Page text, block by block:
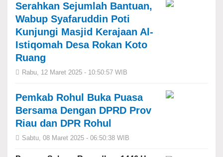
Serahkan Sejumlah Bantuan,
Wabup Syafaruddin Poti
Kunjungi Masjid Kerajaan Al-
Istiqomah Desa Rokan Koto
Ruang
Rabu, 12 Maret 2025 - 10:50:57 WIB
Pemkab Rohul Buka Puasa
Bersama Dengan DPRD Prov
Riau dan DPR Rohul
Sabtu, 08 Maret 2025 - 06:50:38 WIB